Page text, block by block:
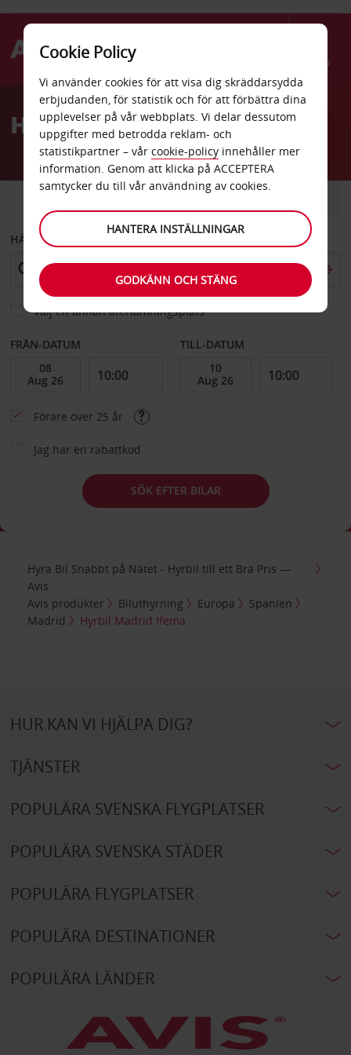
Menu
AvisHyrbil Madrid Ifema
BIL
HÄMTA FRÅN
Välj en annan återlämningsplats
FRÅN-DATUM TILL-DATUM
Förare över 25 år
Jag har en rabattkod
SÖK EFTER BILAR
Hyra Bil Snabbt på Nätet - Hyrbil till ett Bra Pris —
Avis
Avis produkter
Biluthyrning Europa
Spanien
Madrid
Hyrbil Madrid Ifema
HUR KAN VI HJÄLPA DIG?
TJÄNSTER
POPULÄRA SVENSKA FLYGPLATSER
POPULÄRA SVENSKA STÄDER
POPULÄRA FLYGPLATSER
POPULÄRA DESTINATIONER
POPULÄRA LÄNDER
Cookie Policy
Vi använder cookies för att visa dig skräddarsydda
erbjudanden, för statistik och för att förbättra dina
upplevelser på vår webbplats. Vi delar dessutom
uppgifter med betrodda reklam- och
statistikpartner – vår cookie-policy innehåller mer
information. Genom att klicka på ACCEPTERA
samtycker du till vår användning av cookies.
HANTERA INSTÄLLNINGAR
GODKÄNN OCH STÄNG